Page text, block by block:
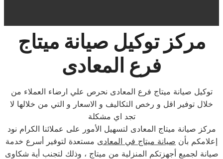
مركز توكيل صيانة ميتاج
فرع المعادى
توكيل صيانة ميتاج فرع المعادى نحرص علي ارضاء العملاء من
خلال توفير اقل و رخص التكاليف و الاسعار و التي من خلالها لا
تجد اي مشكلة
مركز صيانة ميتاج المعادى لتسهيل الأمور على عملائنا الكرام نود
إعلامكم بأن صيانة ميتاج في المعادى مستعدة لتوفير أسرع خدمة
صيانة لجميع أجهزتكم المنزلية من ميتاج ، وذلك لتجنب أية شكاوى